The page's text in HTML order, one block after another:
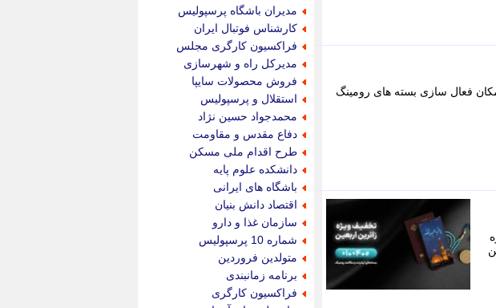
فعال سازی بسته های رومینگ
مدیران باشگاه پرسپولیس
کارشناس فوتبال ایران
فراکسیون کارگری مجلس
مدیرکل راه و شهرسازی
فروش محصولات سایپا
استقلال و پرسپولیس
محمدجواد حسین نژاد
دفاع مقدس و مقاومت
طرح اقدام ملی مسکن
دانشکده علوم پایه
باشگاه های ایرانی
اقتصاد دانش بنیان
سازمان غذا و دارو
شماره 10 پرسپولیس
متولدین فروردین
برنامه زمانبندی
فراکسیون کارگری